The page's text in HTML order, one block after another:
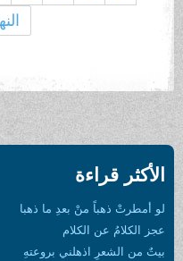
النهاية
الأكثر قراءة
لو أمطرتْ ذهباً منْ بعدِ ما ذهبا
عجز الكلامُ عن الكلام
بيتٌ من الشعرِ اذهلني بروعتهِ